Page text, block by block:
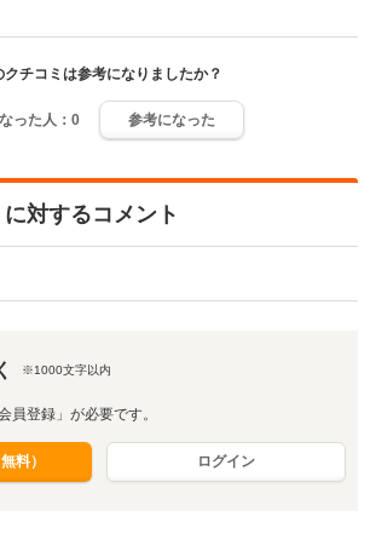
クチコミは参考になりましたか？
った人： 0 参考になった
対するコメント
※1000文字以内
員登録」が必要です。
料） ログイン